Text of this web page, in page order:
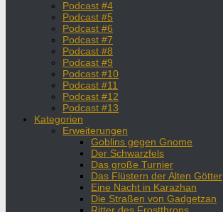
Podcast #4
Podcast #5
Podcast #6
Podcast #7
Podcast #8
Podcast #9
Podcast #10
Podcast #11
Podcast #12
Podcast #13
Kategorien
Erweiterungen
Goblins gegen Gnome
Der Schwarzfels
Das große Turnier
Das Flüstern der Alten Götter
Eine Nacht in Karazhan
Die Straßen von Gadgetzan